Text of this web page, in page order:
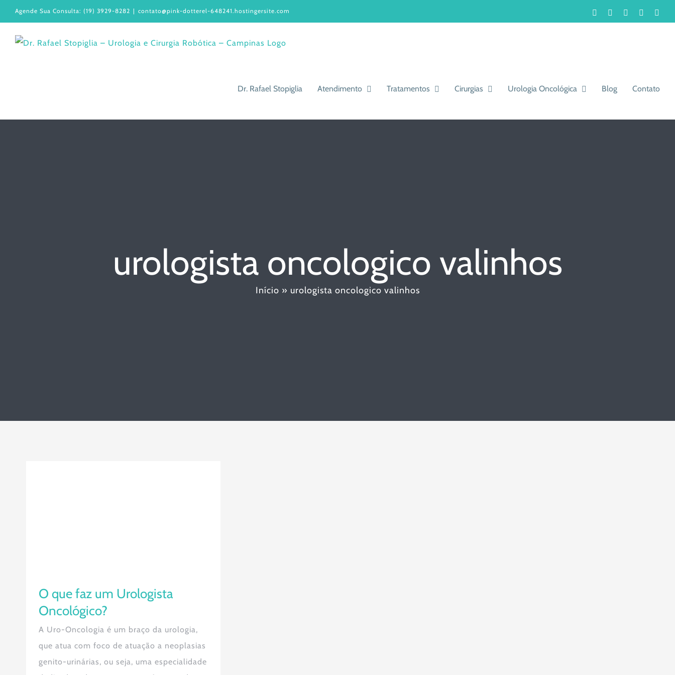
para
Agende Sua Consulta: (19) 3929-8282 | contato@pink-dotterel-648241.hostingersite.com FacebookInstagramLinkedIn
Dr. Rafael Stopiglia Atendimento Tratamentos Cirurgias Urologia Oncológica Blog Contato
urologista oncologico valinhos
Início » urologista oncologico valinhos
O que faz um Urologista
Oncológico?
A Uro-Oncologia é um braço da urologia,
que atua com foco de atuação a neoplasias
genito-urinárias, ou seja, uma especialidade